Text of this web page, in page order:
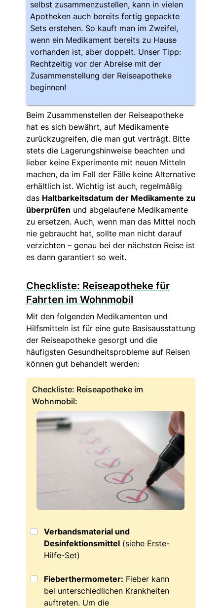
selbst zusammenzustellen, kann in vielen
Apotheken auch bereits fertig gepackte
Sets erstehen. So kauft man im Zweifel,
wenn ein Medikament bereits zu Hause
vorhanden ist, aber doppelt. Unser Tipp:
Rechtzeitig vor der Abreise mit der
Zusammenstellung der Reiseapotheke
beginnen!
Beim Zusammenstellen der Reiseapotheke
hat es sich bewährt, auf Medikamente
zurückzugreifen, die man gut verträgt. Bitte
stets die Lagerungshinweise beachten und
lieber keine Experimente mit neuen Mitteln
machen, da im Fall der Fälle keine Alternative
erhältlich ist. Wichtig ist auch, regelmäßig
das Haltbarkeitsdatum der Medikamente zu
überprüfen und abgelaufene Medikamente
zu ersetzen. Auch, wenn man das Mittel noch
nie gebraucht hat, sollte man nicht darauf
verzichten – genau bei der nächsten Reise ist
es dann garantiert so weit.
Checkliste: Reiseapotheke für
Fahrten im Wohnmobil
Mit den folgenden Medikamenten und
Hilfsmitteln ist für eine gute Basisausstattung
der Reiseapotheke gesorgt und die
häufigsten Gesundheitsprobleme auf Reisen
können gut behandelt werden:
Checkliste: Reiseapotheke im
Wohnmobil:
Verbandsmaterial und
Desinfektionsmittel(siehe Erste-
Hilfe-Set)
Fieberthermometer: Fieber kann
bei unterschiedlichen Krankheiten
auftreten. Um die